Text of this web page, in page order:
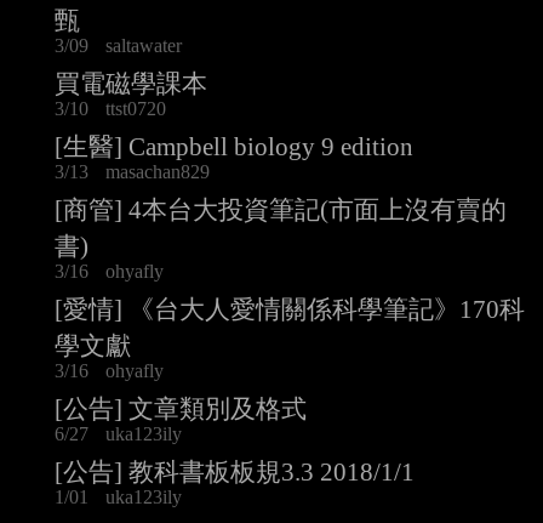
甄
3/09 saltawater
買電磁學課本
3/10 ttst0720
[生醫] Campbell biology 9 edition
3/13 masachan829
[商管] 4本台大投資筆記(市面上沒有賣的
書)
3/16 ohyafly
[愛情] 《台大人愛情關係科學筆記》170科
學文獻
3/16 ohyafly
[公告] 文章類別及格式
6/27 uka123ily
[公告] 教科書板板規3.3 2018/1/1
1/01 uka123ily